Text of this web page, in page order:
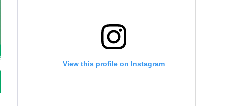
View this profile on Instagram